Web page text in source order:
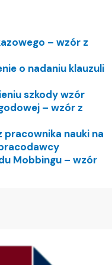
– wzór z
o nadaniu klauzuli
szkody wzór
– wzór z
pracownika nauki na
Mobbingu – wzór